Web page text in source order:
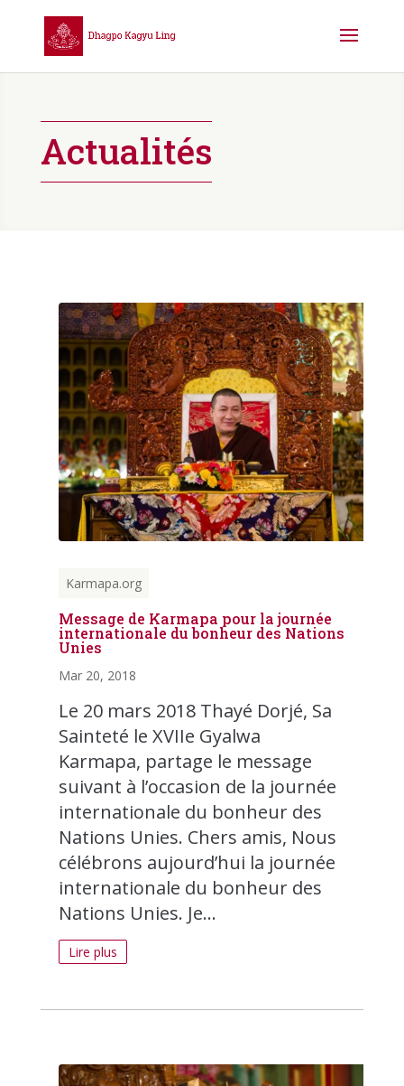
Actualités
Karmapa.org
Message de Karmapa pour la journée
internationale du bonheur des Nations
Unies
Mar 20, 2018
Le 20 mars 2018 Thayé Dorjé, Sa
Sainteté le XVIIe Gyalwa
Karmapa, partage le message
suivant à l’occasion de la journée
internationale du bonheur des
Nations Unies. Chers amis, Nous
célébrons aujourd’hui la journée
internationale du bonheur des
Nations Unies. Je...
Lire plus